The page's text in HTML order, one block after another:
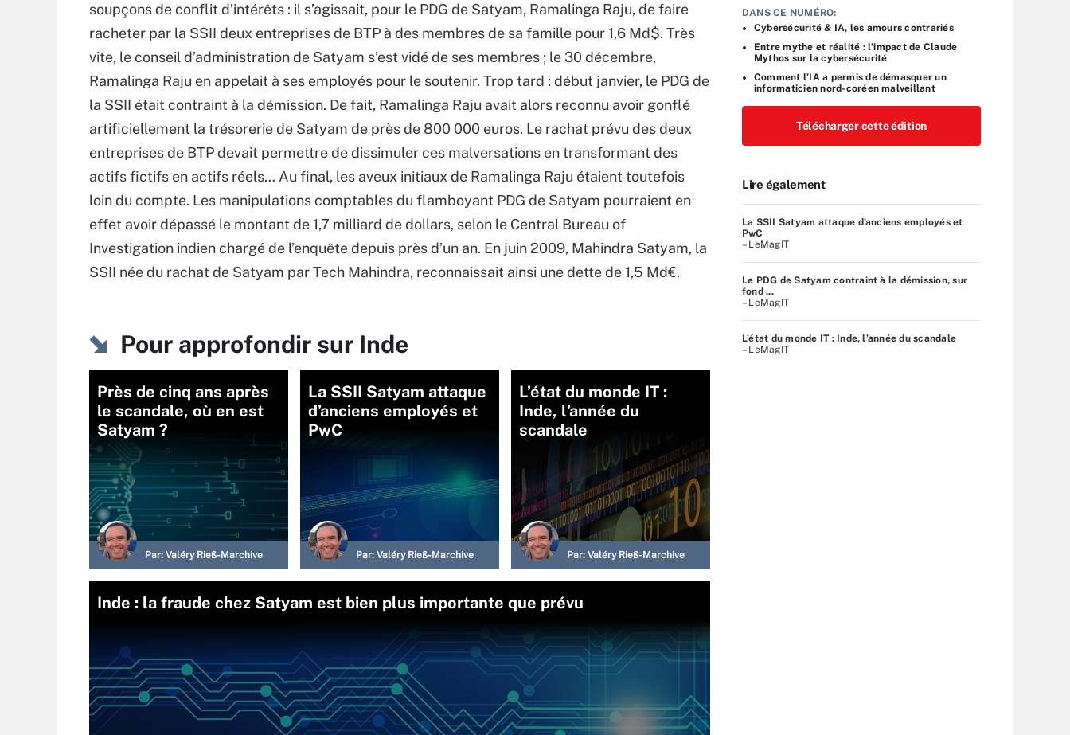
soupçons de conflit d’intérêts : il s’agissait, pour le PDG de Satyam, Ramalinga Raju, de faire
racheter par la SSII deux entreprises de BTP à des membres de sa famille pour 1,6 Md$. Très
vite, le conseil d’administration de Satyam s’est vidé de ses membres ; le 30 décembre,
Ramalinga Raju en appelait à ses employés pour le soutenir. Trop tard : début janvier, le PDG de
la SSII était contraint à la démission. De fait, Ramalinga Raju avait alors reconnu avoir gonflé
artificiellement la trésorerie de Satyam de près de 800 000 euros. Le rachat prévu des deux
entreprises de BTP devait permettre de dissimuler ces malversations en transformant des
actifs fictifs en actifs réels… Au final, les aveux initiaux de Ramalinga Raju étaient toutefois
loin du compte. Les manipulations comptables du flamboyant PDG de Satyam pourraient en
effet avoir dépassé le montant de 1,7 milliard de dollars, selon le Central Bureau of
Investigation indien chargé de l’enquête depuis près d’un an. En juin 2009, Mahindra Satyam, la
SSII née du rachat de Satyam par Tech Mahindra, reconnaissait ainsi une dette de 1,5 Md€.
Pour approfondir sur Inde
Près de cinq ans après
le scandale, où en est
Satyam ?
Par: Valéry Rieß-Marchive
La SSII Satyam attaque
d’anciens employés et
PwC
Par: Valéry Rieß-Marchive
L’état du monde IT :
Inde, l’année du
scandale
Par: Valéry Rieß-Marchive
Inde : la fraude chez Satyam est bien plus importante que prévu
DANS CE NUMÉRO:
Cybersécurité & IA, les amours contrariés
Entre mythe et réalité : l’impact de Claude
Mythos sur la cybersécurité
Comment l’IA a permis de démasquer un
informaticien nord-coréen malveillant
Télécharger cette édition
Lire également
La SSII Satyam attaque d’anciens employés et
PwC
– LeMagIT
Le PDG de Satyam contraint à la démission, sur
fond ...
– LeMagIT
L’état du monde IT : Inde, l’année du scandale
– LeMagIT